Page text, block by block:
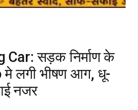
सड़क निर्माण के
मे लगी भीषण आग, धू-
नजर